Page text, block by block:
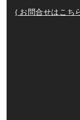
( お問合せはこち